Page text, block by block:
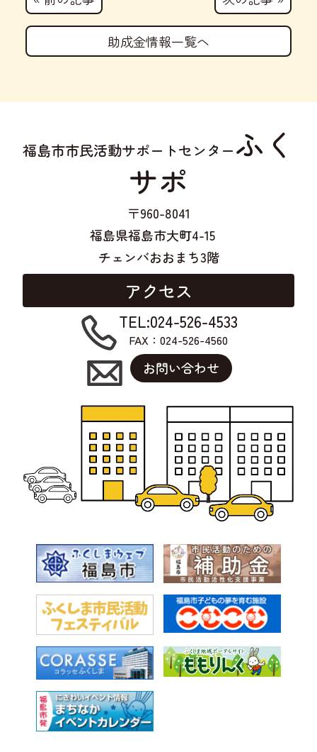
助成金情報一覧へ
福島市市民活動サポートセンターふく
サポ
〒960-8041
福島県福島市大町4-15
チェンバおおまち3階
アクセス
TEL:024-526-4533
FAX：024-526-4560
お問い合わせ